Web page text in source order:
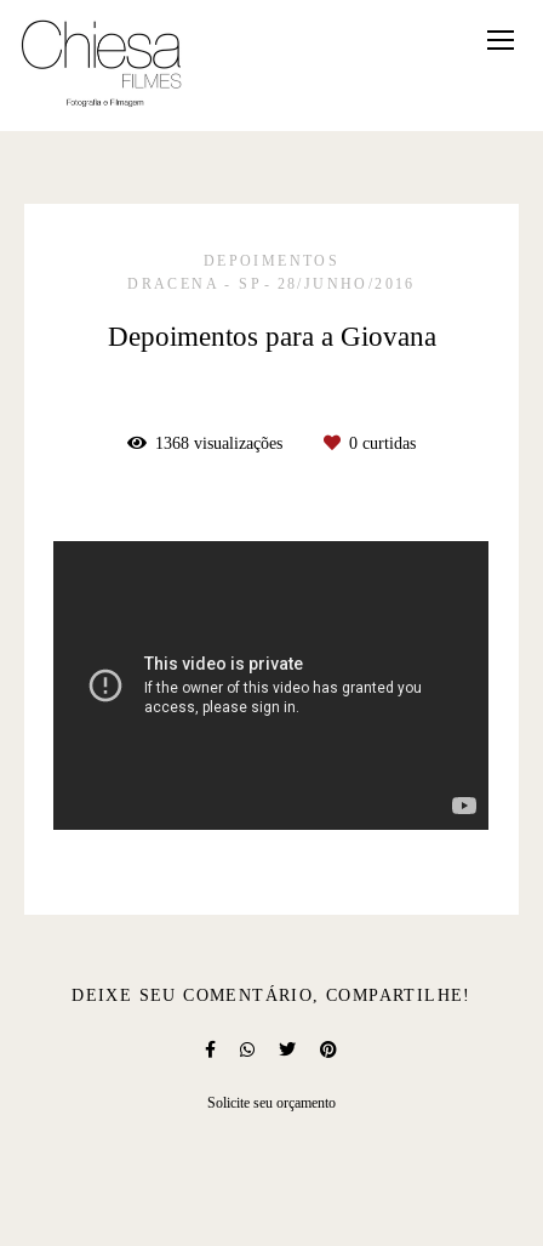
DEPOIMENTOS
DRACENA - SP
28/JUNHO/2016
Depoimentos para a Giovana
1368 visualizações 0 curtidas
DEIXE SEU COMENTÁRIO, COMPARTILHE!
Solicite seu orçamento